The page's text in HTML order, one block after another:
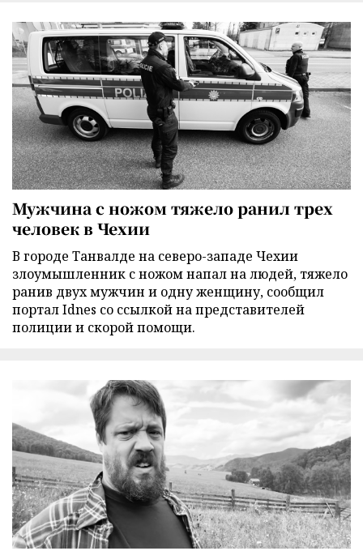
Мужчина с ножом тяжело ранил трех
человек в Чехии
В городе Танвалде на северо-западе Чехии
злоумышленник с ножом напал на людей, тяжело
ранив двух мужчин и одну женщину, сообщил
портал Idnes со ссылкой на представителей
полиции и скорой помощи.